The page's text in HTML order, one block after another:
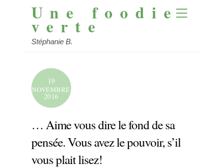
Menu
Une foodie
verte
Stéphanie B.
19
NOVEMBRE
2016
… Aime vous dire le fond de sa
pensée. Vous avez le pouvoir, s’il
vous plait lisez!